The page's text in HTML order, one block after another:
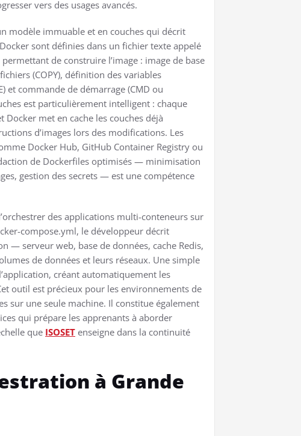
vers des usages avancés.
modèle immuable et en couches qui décrit
sont définies dans un fichier texte appelé
de construire l’image : image de base
(COPY), définition des variables
et commande de démarrage (CMD ou
est particulièrement intelligent : chaque
met en cache les couches déjà
d’images lors des modifications. Les
Docker Hub, GitHub Container Registry ou
de Dockerfiles optimisés — minimisation
gestion des secrets — est une compétence
des applications multi-conteneurs sur
compose.yml, le développeur décrit
— serveur web, base de données, cache Redis,
de données et leurs réseaux. Une simple
créant automatiquement les
outil est précieux pour les environnements de
sur une seule machine. Il constitue également
qui prépare les apprenants à aborder
que ISOSET enseigne dans la continuité
à Grande